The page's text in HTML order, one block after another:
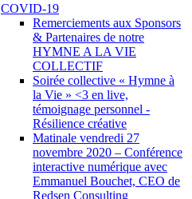
COVID-19
Remerciements aux Sponsors
& Partenaires de notre
HYMNE A LA VIE
COLLECTIF
Soirée collective « Hymne à
la Vie » <3 en live,
témoignage personnel -
Résilience créative
Matinale vendredi 27
novembre 2020 – Conférence
interactive numérique avec
Emmanuel Bouchet, CEO de
Redsen Consulting